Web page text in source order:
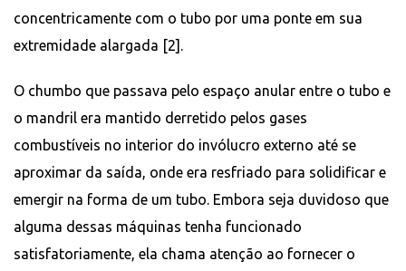
concentricamente com o tubo por uma ponte em sua
extremidade alargada [2].
O chumbo que passava pelo espaço anular entre o tubo e
o mandril era mantido derretido pelos gases
combustíveis no interior do invólucro externo até se
aproximar da saída, onde era resfriado para solidificar e
emergir na forma de um tubo. Embora seja duvidoso que
alguma dessas máquinas tenha funcionado
satisfatoriamente, ela chama atenção ao fornecer o